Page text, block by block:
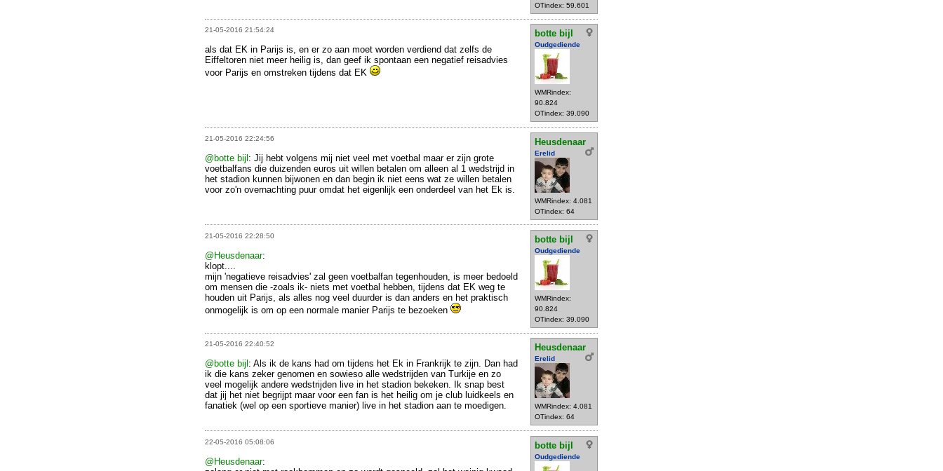
OTindex: 59.601
21-05-2016 21:54:24 botte bijl
Oudgediende
WMRindex:
90.824
OTindex: 39.090
als dat EK in Parijs is, en er zo aan moet worden verdiend dat zelfs de
Eiffeltoren niet meer heilig is, dan geef ik spontaan een negatief reisadvies
voor Parijs en omstreken tijdens dat EK
21-05-2016 22:24:56 Heusdenaar
Erelid
WMRindex: 4.081
OTindex: 64
@botte bijl: Jij hebt volgens mij niet veel met voetbal maar er zijn grote
voetbalfans die duizenden euros uit willen betalen om alleen al 1 wedstrijd in
het stadion kunnen bijwonen en dan begin ik niet eens wat ze willen betalen
voor zo'n overnachting puur omdat het eigenlijk een onderdeel van het Ek is.
21-05-2016 22:28:50 botte bijl
Oudgediende
WMRindex:
90.824
OTindex: 39.090
@Heusdenaar:
klopt....
mijn 'negatieve reisadvies' zal geen voetbalfan tegenhouden, is meer bedoeld
om mensen die -zoals ik- niets met voetbal hebben, tijdens dat EK weg te
houden uit Parijs, als alles nog veel duurder is dan anders en het praktisch
onmogelijk is om op een normale manier Parijs te bezoeken
21-05-2016 22:40:52 Heusdenaar
Erelid
WMRindex: 4.081
OTindex: 64
@botte bijl : Als ik de kans had om tijdens het Ek in Frankrijk te zijn. Dan had
ik die kans zeker genomen en sowieso alle wedstrijden van Turkije en zo
veel mogelijk andere wedstrijden live in het stadion bekeken. Ik snap best
dat jij het niet begrijpt maar voor een fan is het heilig om je club luidkeels en
fanatiek (wel op een sportieve manier) live in het stadion aan te moedigen.
22-05-2016 05:08:06 botte bijl
Oudgediende
@Heusdenaar: